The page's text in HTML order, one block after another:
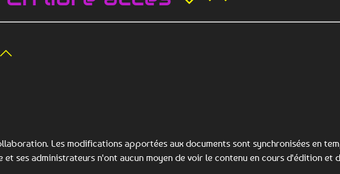
Les modifications apportées aux documents sont synchronisées en
et ses administrateurs n'ont aucun moyen de voir le contenu en cours d'édition et